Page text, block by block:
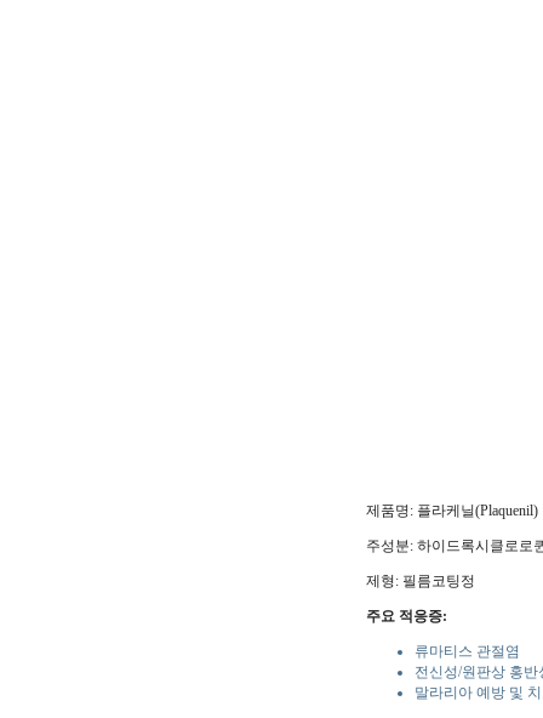
제품명: 플라케닐(Plaquenil)
주성분: 하이드록시클로로
제형: 필름코팅정
주요 적응증:
류마티스 관절염
전신성/원판상 홍반
말라리아 예방 및